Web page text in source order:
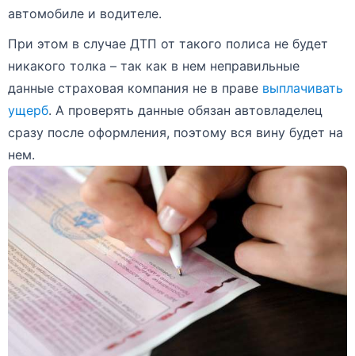
автомобиле и водителе.
При этом в случае ДТП от такого полиса не будет
никакого толка – так как в нем неправильные
данные страховая компания не в праве выплачивать
ущерб. А проверять данные обязан автовладелец
сразу после оформления, поэтому вся вину будет на
нем.